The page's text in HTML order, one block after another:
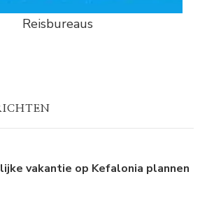
Reisbureaus
vakantie op Kefalonia plannen